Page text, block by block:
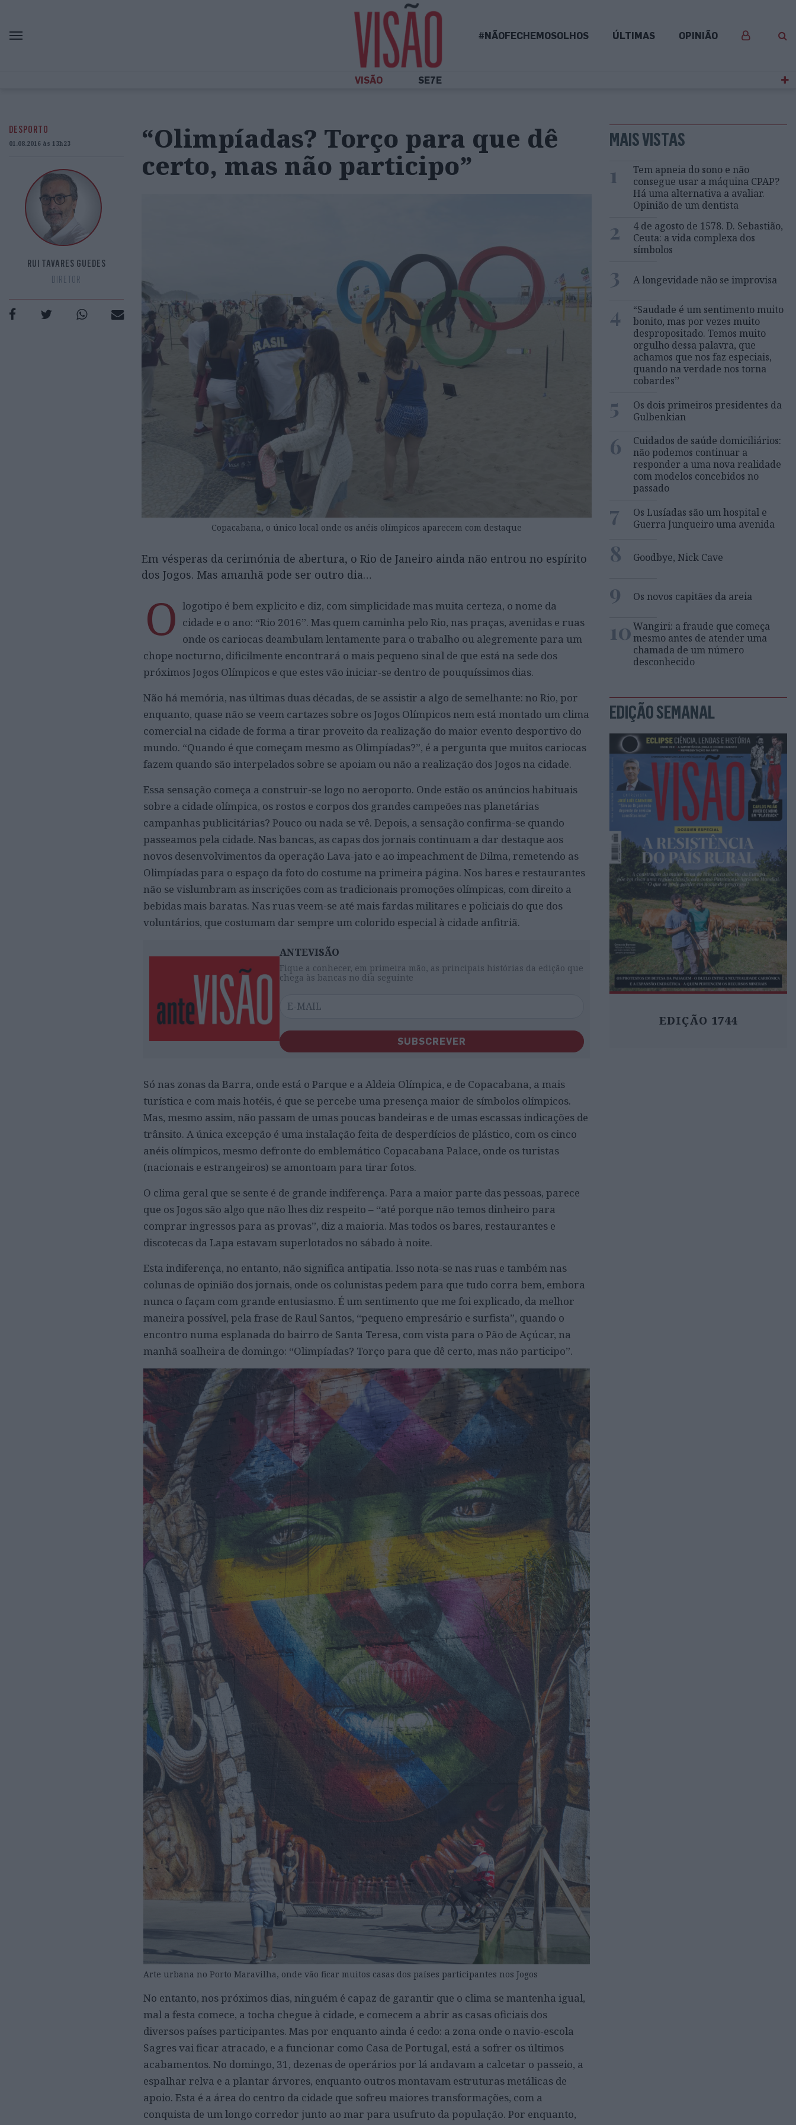
#NÃOFECHEMOSOLHOS ÚLTIMAS OPINIÃO
VISÃO SE7E
DESPORTO
01.08.2016 às 13h23
RUI TAVARES GUEDES
DIRETOR
“Olimpíadas? Torço para que dê
certo, mas não participo”
Copacabana, o único local onde os anéis olímpicos aparecem com destaque
Em vésperas da cerimónia de abertura, o Rio de Janeiro ainda não entrou no espírito
dos Jogos. Mas amanhã pode ser outro dia…
O logotipo é bem explicito e diz, com simplicidade mas muita certeza, o nome da
cidade e o ano: “Rio 2016”. Mas quem caminha pelo Rio, nas praças, avenidas e ruas
onde os cariocas deambulam lentamente para o trabalho ou alegremente para um
chope nocturno, dificilmente encontrará o mais pequeno sinal de que está na sede dos
próximos Jogos Olímpicos e que estes vão iniciar-se dentro de pouquíssimos dias.
Não há memória, nas últimas duas décadas, de se assistir a algo de semelhante: no Rio, por
enquanto, quase não se veem cartazes sobre os Jogos Olímpicos nem está montado um clima
comercial na cidade de forma a tirar proveito da realização do maior evento desportivo do
mundo. “Quando é que começam mesmo as Olimpíadas?”, é a pergunta que muitos cariocas
fazem quando são interpelados sobre se apoiam ou não a realização dos Jogos na cidade.
Essa sensação começa a construir-se logo no aeroporto. Onde estão os anúncios habituais
sobre a cidade olímpica, os rostos e corpos dos grandes campeões nas planetárias
campanhas publicitárias? Pouco ou nada se vê. Depois, a sensação confirma-se quando
passeamos pela cidade. Nas bancas, as capas dos jornais continuam a dar destaque aos
novos desenvolvimentos da operação Lava-jato e ao impeachment de Dilma, remetendo as
Olimpíadas para o espaço da foto do costume na primeira página. Nos bares e restaurantes
não se vislumbram as inscrições com as tradicionais promoções olímpicas, com direito a
bebidas mais baratas. Nas ruas veem-se até mais fardas militares e policiais do que dos
voluntários, que costumam dar sempre um colorido especial à cidade anfitriã.
ANTEVISÃO
Fique a conhecer, em primeira mão, as principais histórias da edição que
chega às bancas no dia seguinte
SUBSCREVER
Só nas zonas da Barra, onde está o Parque e a Aldeia Olímpica, e de Copacabana, a mais
turística e com mais hotéis, é que se percebe uma presença maior de símbolos olímpicos.
Mas, mesmo assim, não passam de umas poucas bandeiras e de umas escassas indicações de
trânsito. A única excepção é uma instalação feita de desperdícios de plástico, com os cinco
anéis olímpicos, mesmo defronte do emblemático Copacabana Palace, onde os turistas
(nacionais e estrangeiros) se amontoam para tirar fotos.
O clima geral que se sente é de grande indiferença. Para a maior parte das pessoas, parece
que os Jogos são algo que não lhes diz respeito – “até porque não temos dinheiro para
comprar ingressos para as provas”, diz a maioria. Mas todos os bares, restaurantes e
discotecas da Lapa estavam superlotados no sábado à noite.
Esta indiferença, no entanto, não significa antipatia. Isso nota-se nas ruas e também nas
colunas de opinião dos jornais, onde os colunistas pedem para que tudo corra bem, embora
nunca o façam com grande entusiasmo. É um sentimento que me foi explicado, da melhor
maneira possível, pela frase de Raul Santos, “pequeno empresário e surfista”, quando o
encontro numa esplanada do bairro de Santa Teresa, com vista para o Pão de Açúcar, na
manhã soalheira de domingo: “Olimpíadas? Torço para que dê certo, mas não participo”.
Arte urbana no Porto Maravilha, onde vão ficar muitos casas dos países participantes nos Jogos
No entanto, nos próximos dias, ninguém é capaz de garantir que o clima se mantenha igual,
mal a festa comece, a tocha chegue à cidade, e comecem a abrir as casas oficiais dos
diversos países participantes. Mas por enquanto ainda é cedo: a zona onde o navio-escola
Sagres vai ficar atracado, e a funcionar como Casa de Portugal, está a sofrer os últimos
acabamentos. No domingo, 31, dezenas de operários por lá andavam a calcetar o passeio, a
espalhar relva e a plantar árvores, enquanto outros montavam estruturas metálicas de
apoio. Esta é a área do centro da cidade que sofreu maiores transformações, com a
conquista de um longo corredor junto ao mar para usufruto da população. Por enquanto,
MAIS VISTAS
1
Tem apneia do sono e não
consegue usar a máquina CPAP?
Há uma alternativa a avaliar.
Opinião de um dentista
2
4 de agosto de 1578. D. Sebastião,
Ceuta: a vida complexa dos
símbolos
3 A longevidade não se improvisa
4
“Saudade é um sentimento muito
bonito, mas por vezes muito
despropositado. Temos muito
orgulho dessa palavra, que
achamos que nos faz especiais,
quando na verdade nos torna
cobardes’’
5
Os dois primeiros presidentes da
Gulbenkian
6
Cuidados de saúde domiciliários:
não podemos continuar a
responder a uma nova realidade
com modelos concebidos no
passado
7
Os Lusíadas são um hospital e
Guerra Junqueiro uma avenida
8 Goodbye, Nick Cave
9 Os novos capitães da areia
10Wangiri: a fraude que começa
mesmo antes de atender uma
chamada de um número
desconhecido
EDIÇÃO SEMANAL
EDIÇÃO 1744